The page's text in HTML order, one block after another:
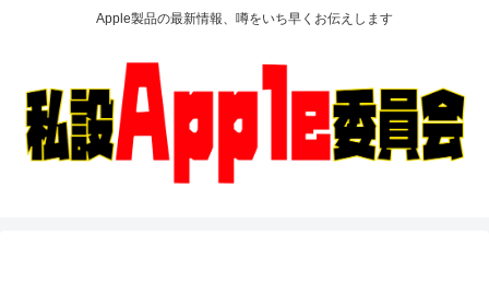
Apple製品の最新情報、噂をいち早くお伝えします